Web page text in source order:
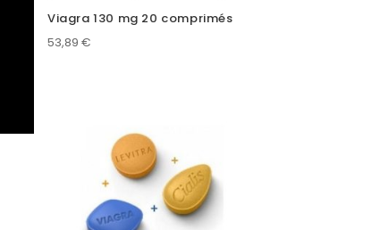
Viagra 130 mg 20 comprimés
53,89 €